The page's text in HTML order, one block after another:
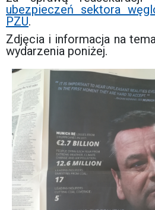
ubezpieczeń sektora
PZU.
Zdjęcia i informacja na
wydarzenia poniżej.